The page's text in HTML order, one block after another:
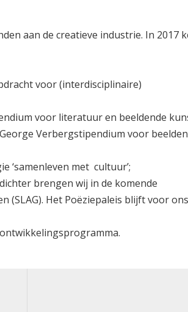
aan de creatieve industrie. In 2017
voor (interdisciplinaire)
voor literatuur en beeldende
Verbergstipendium voor
‘samenleven met cultuur’;
brengen wij in de komende
Het Poëziepaleis blijft voor